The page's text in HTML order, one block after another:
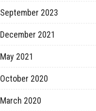
September 2023
December 2021
May 2021
October 2020
March 2020